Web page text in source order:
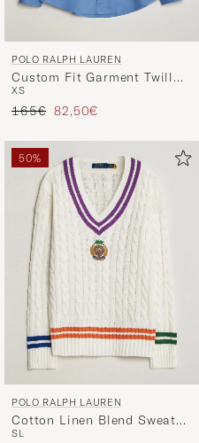
POLO RALPH LAUREN
Custom Fit Garment Twill
Shirt Nimes Blue
XS
Regulärer Preis
165€ Reduzierter Preis
82,50€
50%
POLO RALPH LAUREN
Cotton Linen Blend Sweater
Cream Combo
SL